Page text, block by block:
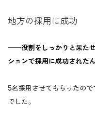
地方の採用に成功
──役割をしっかりと果た
ションで採用に成功された
5名採用させてもらったの
でした。